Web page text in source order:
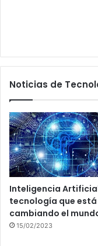
Noticias de
Inteligencia
tecnología que está
cambiando el
15/02/2023